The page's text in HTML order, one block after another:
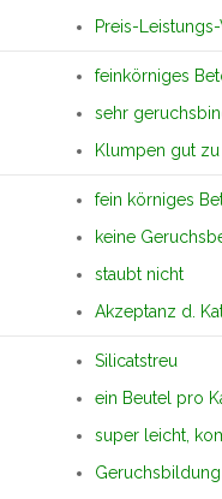
Preis-
feinkörniges
sehr
Klumpen gut
fein körniges
keine
staubt nicht
Akzeptanz d.
Silicatstreu
ein Beutel pro
super leicht,